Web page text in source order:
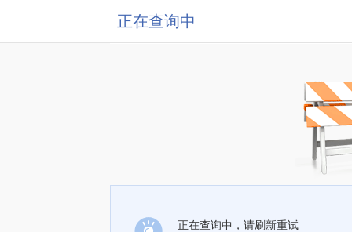
正在查询中
正在查询中，请刷新重试